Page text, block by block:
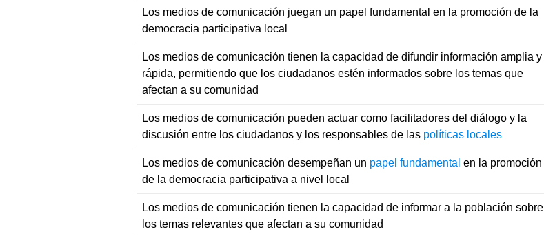
Los medios de comunicación juegan un papel fundamental en la promoción de la
democracia participativa local
Los medios de comunicación tienen la capacidad de difundir información amplia y
rápida, permitiendo que los ciudadanos estén informados sobre los temas que
afectan a su comunidad
Los medios de comunicación pueden actuar como facilitadores del diálogo y la
discusión entre los ciudadanos y los responsables de las políticas locales
Los medios de comunicación desempeñan un papel fundamental en la promoción
de la democracia participativa a nivel local
Los medios de comunicación tienen la capacidad de informar a la población sobre
los temas relevantes que afectan a su comunidad